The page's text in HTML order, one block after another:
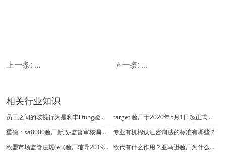
上一条:
最新沃尔玛wal-mart验厂准备清单
下一条: disney认证咨询要求
相关行业知识
员工之间的歧视行为是利丰lifung验厂不允许出现的
target 验厂于2020年5月1日起正式接受第三方审计项目的审核报告
重磅：sa8000验厂新政-监督审核调整为一年一审！
专业有机棉认证咨询法的标准有哪些？
欧盟市场监管法规(eu)验厂辅导20191020的实施
欧代有什么作用？亚马逊验厂为什么需要欧代？